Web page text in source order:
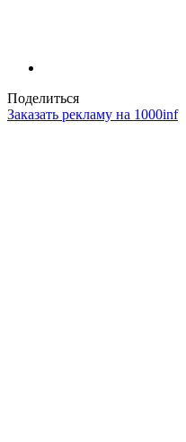
Поделиться
Заказать рекламу на 1000inf